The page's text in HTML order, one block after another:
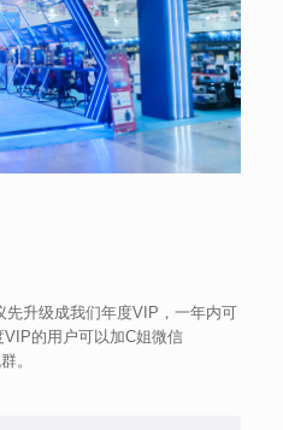
先升级成我们年度VIP，一年内可
的用户可以加C姐微信
。